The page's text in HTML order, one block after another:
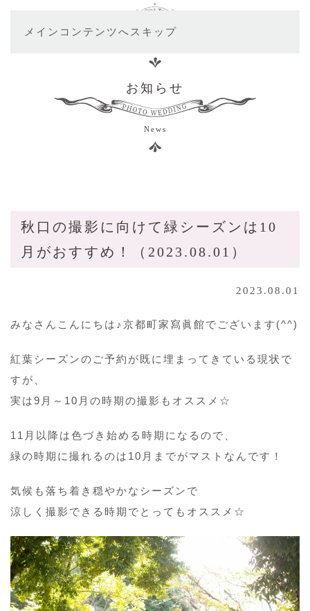
メインコンテンツへスキップ
お知らせ
News
秋口の撮影に向けて緑シーズンは10
月がおすすめ！（2023.08.01）
2023.08.01
みなさんこんにちは♪京都町家寫眞館でございます(^^)
紅葉シーズンのご予約が既に埋まってきている現状で
すが、
実は9月～10月の時期の撮影もオススメ☆
11月以降は色づき始める時期になるので、
緑の時期に撮れるのは10月までがマストなんです！
気候も落ち着き穏やかなシーズンで
涼しく撮影できる時期でとってもオススメ☆